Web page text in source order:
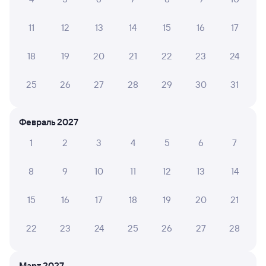
Саратов-1 Пасс.
Сургут
08:27 10:32
Найдём билет на поезд за вас
11 12 13 14 15 16 17
18 19 20 21 22 23 24
25 26 27 28 29 30 31
Февраль 2027
1
2 3 4 5 6 7
8 9 10 11 12 13 14
15 16 17 18 19 20 21
22 23 24 25 26 27 28